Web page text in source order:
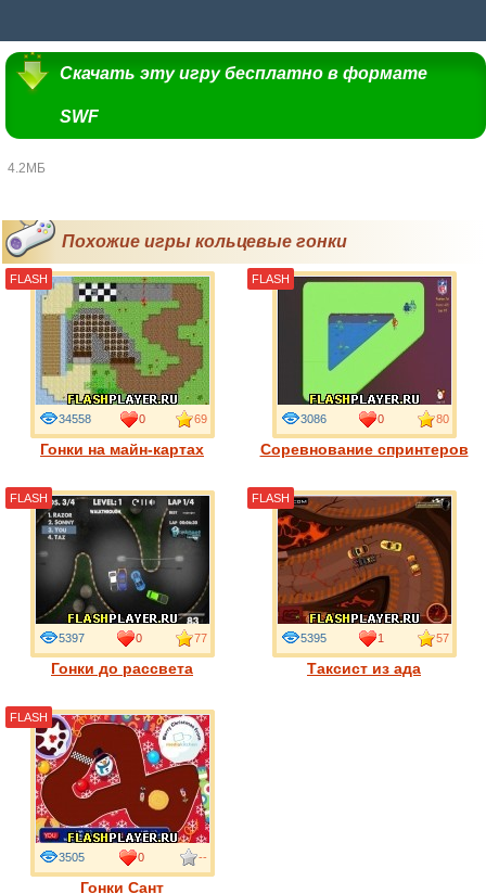
Скачать эту игру бесплатно в формате
SWF
4.2МБ
Похожие игры кольцевые гонки
Гонки на майн-картах
34558 0 69
FLASH
Соревнование спринтеров
3086 0 80
FLASH
Гонки до рассвета
5397 0 77
FLASH
Таксист из ада
5395 1 57
FLASH
Гонки Сант
3505 0 --
FLASH